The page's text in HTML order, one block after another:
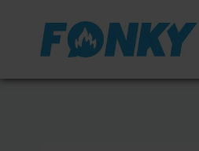
inhoud